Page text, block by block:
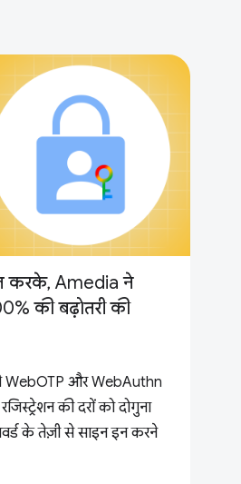
करके, Amedia ने
की बढ़ोतरी की
WebOTP और WebAuthn
की दरों को दोगुना
के तेज़ी से साइन इन करने